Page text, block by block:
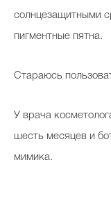
солнцезащитными
пигментные пятна.
Стараюсь
У врача
шесть месяцев и
мимика.